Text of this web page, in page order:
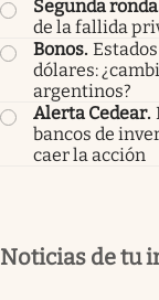
Segunda ronda
de la fallida
Bonos.
dólares:
argentinos?
Alerta Cedear.
bancos de
caer la acción
Noticias de tu